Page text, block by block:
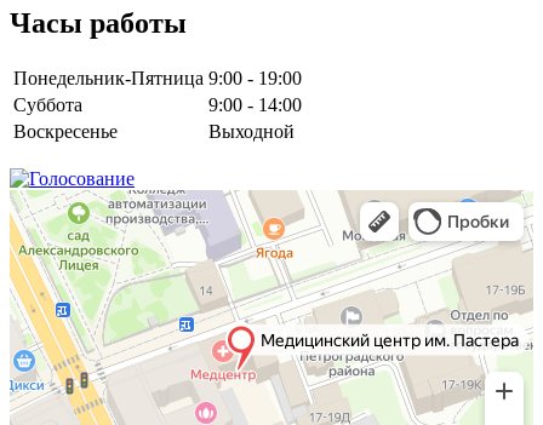
Часы работы
Понедельник-Пятница 9:00 - 19:00
Суббота
9:00 - 14:00
Воскресенье
Выходной